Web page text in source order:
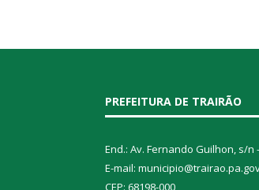
PREFEITURA DE TRAIRÃO
End.: Av. Fernando Guilhon, s/n
E-mail:
CEP: 68198-000